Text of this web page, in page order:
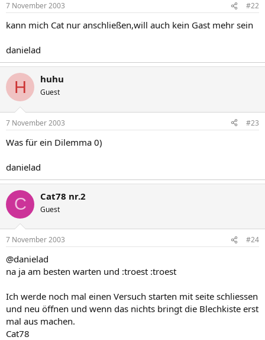
7 November 2003 #22
kann mich Cat nur anschließen,will auch kein Gast mehr sein
danielad
H huhu
Guest
7 November 2003 #23
Was für ein Dilemma 0)
danielad
C Cat78 nr.2
Guest
7 November 2003 #24
@danielad
na ja am besten warten und :troest :troest
Ich werde noch mal einen Versuch starten mit seite schliessen
und neu öffnen und wenn das nichts bringt die Blechkiste erst
mal aus machen.
Cat78